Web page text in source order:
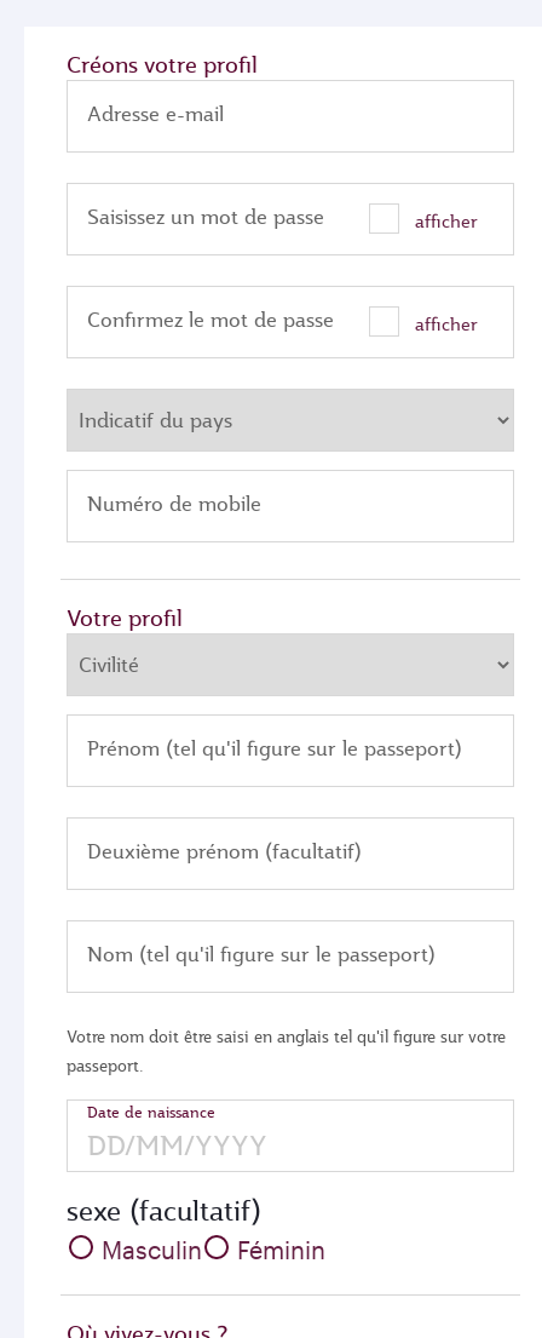
Créons votre profil
Adresse e-mail
Saisissez un mot de passe afficher
Confirmez le mot de passe afficher
Numéro de mobile
Votre profil
Prénom (tel qu'il figure sur le passeport)
Deuxième prénom (facultatif)
Nom (tel qu'il figure sur le passeport)
Votre nom doit être saisi en anglais tel qu'il figure sur votre
passeport.
Date de naissance
sexe (facultatif)
Masculin Féminin